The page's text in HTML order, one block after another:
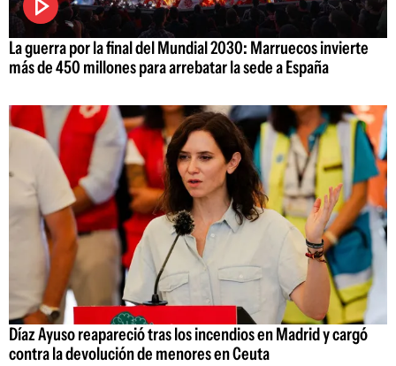
La guerra por la final del Mundial 2030: Marruecos invierte
más de 450 millones para arrebatar la sede a España
Díaz Ayuso reapareció tras los incendios en Madrid y cargó
contra la devolución de menores en Ceuta